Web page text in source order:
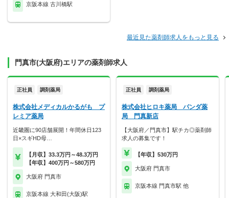
京阪本線 古川橋駅
最近見た薬剤師求人をもっと見る
門真市(大阪府)エリアの薬剤師求人
正社員 調剤薬局
株式会社メディカルかるがも プ
レミア薬局
近畿圏に90店舗展開！年間休日123
日×スギHD母…
【月収】33.3万円～48.3万円
【年収】400万円～580万円
大阪府 門真市
京阪本線 大和田(大阪)駅
正社員 調剤薬局
株式会社ヒロキ薬局 パンダ薬
局 門真新店
【大阪府／門真市】駅チカ◎薬剤師
求人の募集です！
【年収】530万円
大阪府 門真市
京阪本線 門真市駅 他